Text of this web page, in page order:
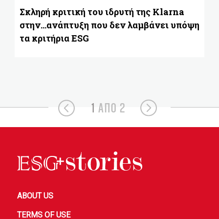
Σκληρή κριτική του ιδρυτή της Klarna
στην...ανάπτυξη που δεν λαμβάνει υπόψη
τα κριτήρια ESG
1 ΑΠΟ 2
ABOUT US
TERMS OF USE